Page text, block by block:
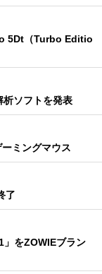
5Dt（Turbo Editio
析ソフトを発表
ミングマウス
了
」をZOWIEブラン